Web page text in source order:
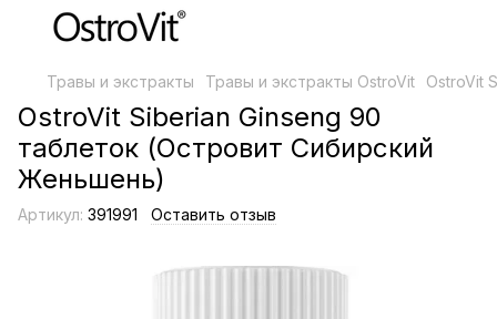
Травы и экстракты Травы и экстракты OstroVit OstroVit
OstroVit Siberian Ginseng 90
таблеток (Островит Сибирский
Женьшень)
Артикул: 391991 Оставить отзыв